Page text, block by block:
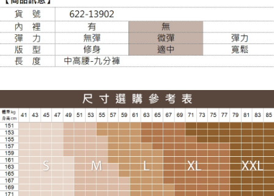
貨到付款
每筆NT$120